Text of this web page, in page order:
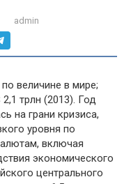
admin
величине в мире;
трлн (2013). Год
на грани кризиса,
уровня по
включая
экономического
центрального